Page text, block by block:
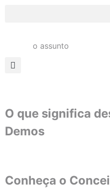
o assunto
O que significa
Demos
Conheça o